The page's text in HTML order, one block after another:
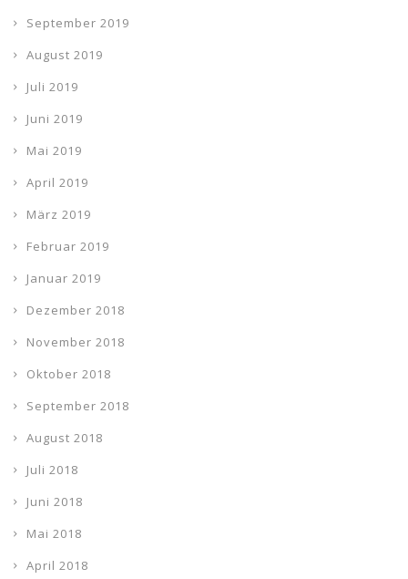
September 2019
August 2019
Juli 2019
Juni 2019
Mai 2019
April 2019
März 2019
Februar 2019
Januar 2019
Dezember 2018
November 2018
Oktober 2018
September 2018
August 2018
Juli 2018
Juni 2018
Mai 2018
April 2018